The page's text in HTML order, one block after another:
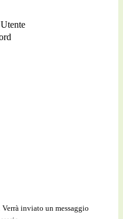
Verrà inviato un messaggio